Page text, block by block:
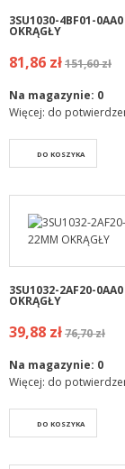
3SU1030-4BF01-
OKRĄGŁY
81,86 zł151,60 zł
Na magazynie: 0
Więcej: do
DO KOSZYKA
3SU1032-2AF20-
OKRĄGŁY
39,88 zł76,70 zł
Na magazynie: 0
Więcej: do
DO KOSZYKA